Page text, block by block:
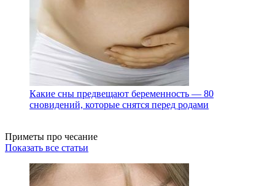
Какие сны предвещают беременность — 80
сновидений, которые снятся перед родами
Приметы про чесание
Показать все статьи